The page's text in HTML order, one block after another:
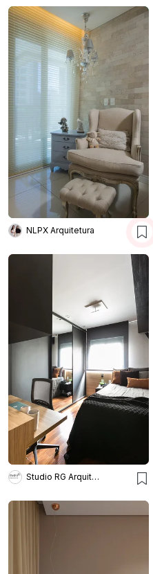
NLPX Arquitetura
Studio RG Arquitetura